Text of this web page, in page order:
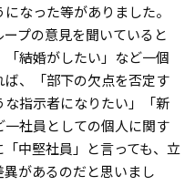
なった等がありました。
プの意見を聞いていると
「結婚がしたい」など一個
、「部下の欠点を否定す
指示者になりたい」「新
社員としての個人に関す
中堅社員」と言っても、立
があるのだと思いまし